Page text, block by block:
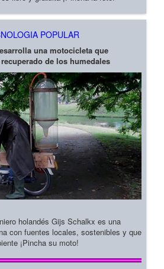
POPULAR
una motocicleta que
de los humedales
holandés Gijs Schalkx es una
con fuentes locales, sostenibles y que
¡Pincha su moto!